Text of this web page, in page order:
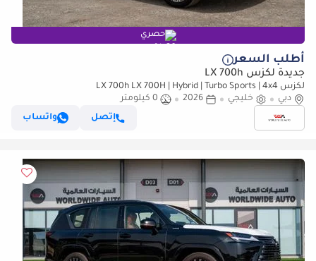
حصري
أطلب السعر
جديدة لكزس LX 700h
لكزس LX 700h LX 700H | Hybrid | Turbo Sports | 4x4
دبي
خليجي 2026
0 كيلومتر
إتصل
واتساب